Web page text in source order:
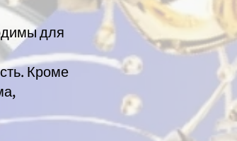
для
Кроме